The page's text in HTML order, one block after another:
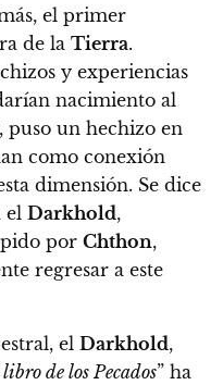
el primer
de la Tierra.
y experiencias
nacimiento al
puso un hechizo en
como conexión
dimensión. Se dice
el Darkhold,
por Chthon,
regresar a este
el Darkhold,
de los Pecados” ha